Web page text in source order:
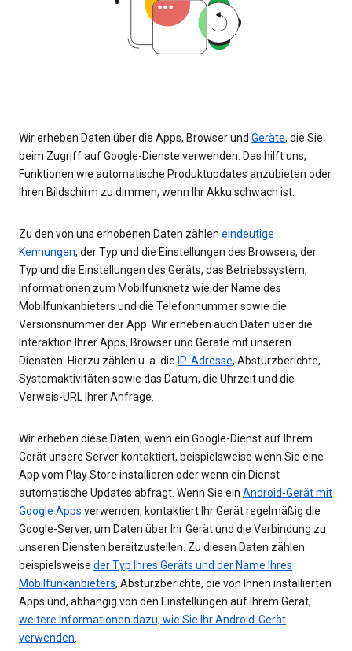
Wir erheben Daten über die Apps, Browser und Geräte, die Sie
beim Zugriff auf Google-Dienste verwenden. Das hilft uns,
Funktionen wie automatische Produktupdates anzubieten oder
Ihren Bildschirm zu dimmen, wenn Ihr Akku schwach ist.
Zu den von uns erhobenen Daten zählen eindeutige
Kennungen, der Typ und die Einstellungen des Browsers, der
Typ und die Einstellungen des Geräts, das Betriebssystem,
Informationen zum Mobilfunknetz wie der Name des
Mobilfunkanbieters und die Telefonnummer sowie die
Versionsnummer der App. Wir erheben auch Daten über die
Interaktion Ihrer Apps, Browser und Geräte mit unseren
Diensten. Hierzu zählen u. a. die IP-Adresse, Absturzberichte,
Systemaktivitäten sowie das Datum, die Uhrzeit und die
Verweis-URL Ihrer Anfrage.
Wir erheben diese Daten, wenn ein Google-Dienst auf Ihrem
Gerät unsere Server kontaktiert, beispielsweise wenn Sie eine
App vom Play Store installieren oder wenn ein Dienst
automatische Updates abfragt. Wenn Sie ein Android-Gerät mit
Google Apps verwenden, kontaktiert Ihr Gerät regelmäßig die
Google-Server, um Daten über Ihr Gerät und die Verbindung zu
unseren Diensten bereitzustellen. Zu diesen Daten zählen
beispielsweise der Typ Ihres Geräts und der Name Ihres
Mobilfunkanbieters, Absturzberichte, die von Ihnen installierten
Apps und, abhängig von den Einstellungen auf Ihrem Gerät,
weitere Informationen dazu, wie Sie Ihr Android-Gerät
verwenden.